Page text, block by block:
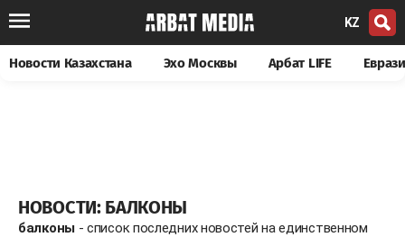
KZ
Новости Казахстана Эхо Москвы Арбат LIFE
НОВОСТИ: БАЛКОНЫ
балконы- список последних новостей на единственном